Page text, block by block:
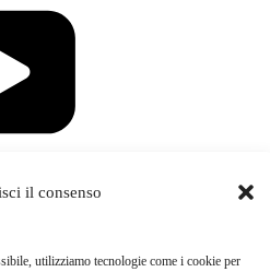
il consenso
utilizziamo tecnologie come i cookie per